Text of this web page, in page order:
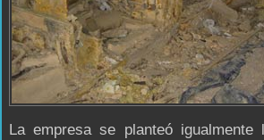
La empresa se planteó